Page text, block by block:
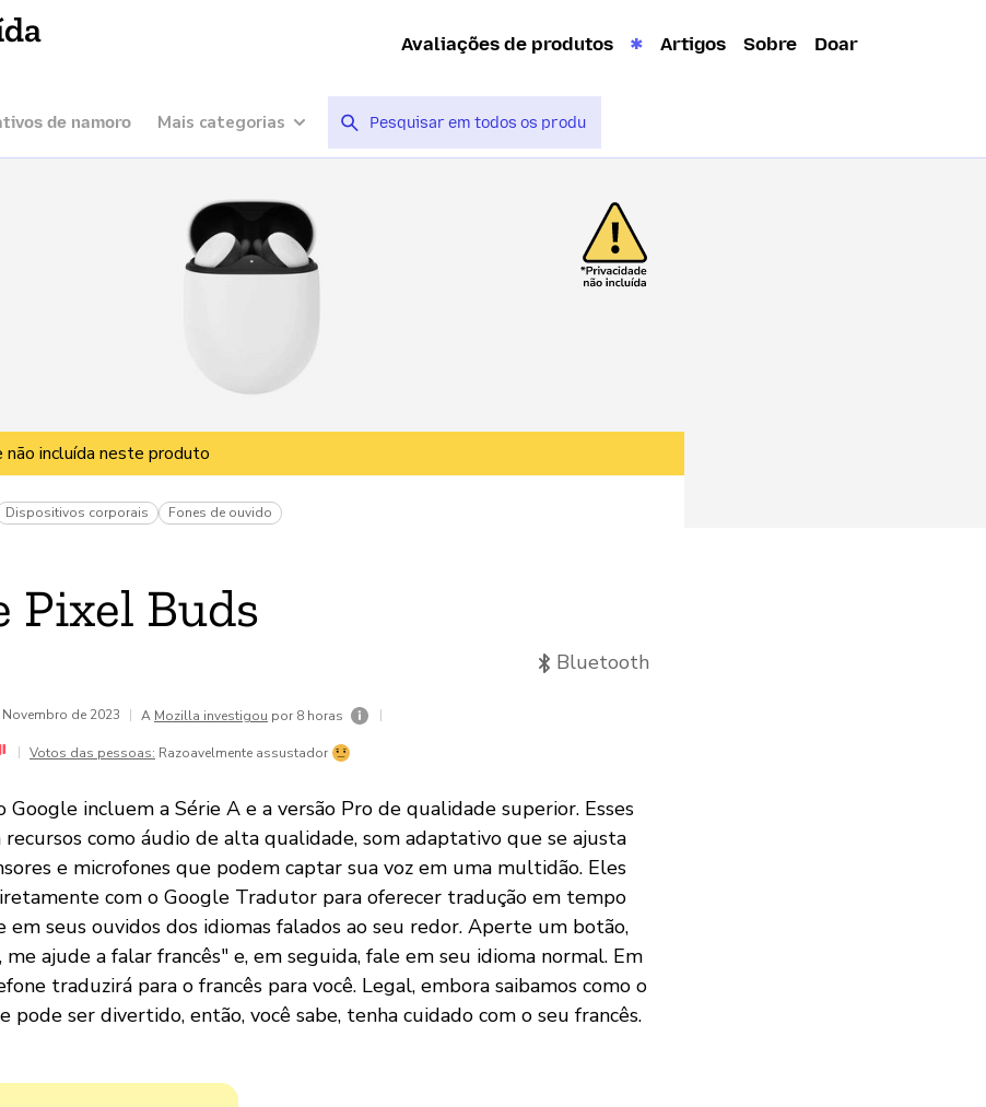
Avaliações de produtos Artigos Sobre Doar
de namoro Mais categorias
não incluída neste produto
Dispositivos corporais Fones de ouvido
Pixel Buds
Bluetooth
de 2023 | A Mozilla investigou por 8 horas |
| Votos das pessoas: Razoavelmente assustador
Google incluem a Série A e a versão Pro de qualidade superior. Esses
recursos como áudio de alta qualidade, som adaptativo que se ajusta
e microfones que podem captar sua voz em uma multidão. Eles
com o Google Tradutor para oferecer tradução em tempo
seus ouvidos dos idiomas falados ao seu redor. Aperte um botão,
me ajude a falar francês" e, em seguida, fale em seu idioma normal. Em
traduzirá para o francês para você. Legal, embora saibamos como o
pode ser divertido, então, você sabe, tenha cuidado com o seu francês.